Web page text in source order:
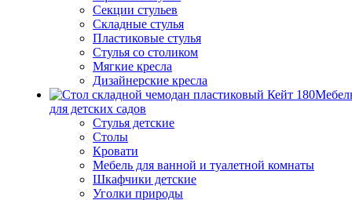
Секции стульев
Складные стулья
Пластиковые стулья
Стулья со столиком
Мягкие кресла
Дизайнерские кресла
для детских садов
Стулья детские
Столы
Кровати
Мебель для ванной и туалетной комнаты
Шкафчики детские
Уголки природы